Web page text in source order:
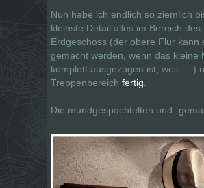
Nun habe ich endlich so ziemlich
kleinste Detail alles im Bereich des
Erdgeschoss (der obere Flur kann
gemacht werden, wenn das kleine
komplett ausgezogen ist, weil … )
Treppenbereich fertig
Die mundgespachtelten und -